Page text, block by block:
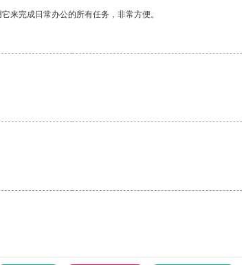
来完成日常办公的所有任务，非常方便。